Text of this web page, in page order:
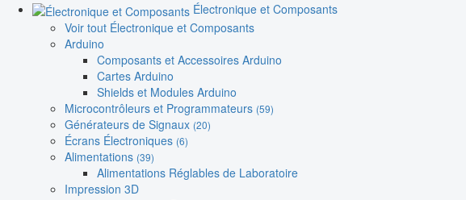
Électronique et Composants
Voir tout Électronique et Composants
Arduino
Composants et Accessoires Arduino
Cartes Arduino
Shields et Modules Arduino
Microcontrôleurs et Programmateurs (59)
Générateurs de Signaux (20)
Écrans Électroniques (6)
Alimentations (39)
Alimentations Réglables de Laboratoire
Impression 3D